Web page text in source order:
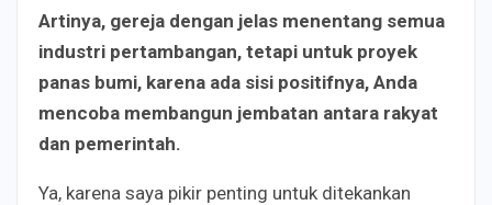
Artinya, gereja dengan jelas menentang semua
industri pertambangan, tetapi untuk proyek
panas bumi, karena ada sisi positifnya, Anda
mencoba membangun jembatan antara rakyat
dan pemerintah.
Ya, karena saya pikir penting untuk ditekankan